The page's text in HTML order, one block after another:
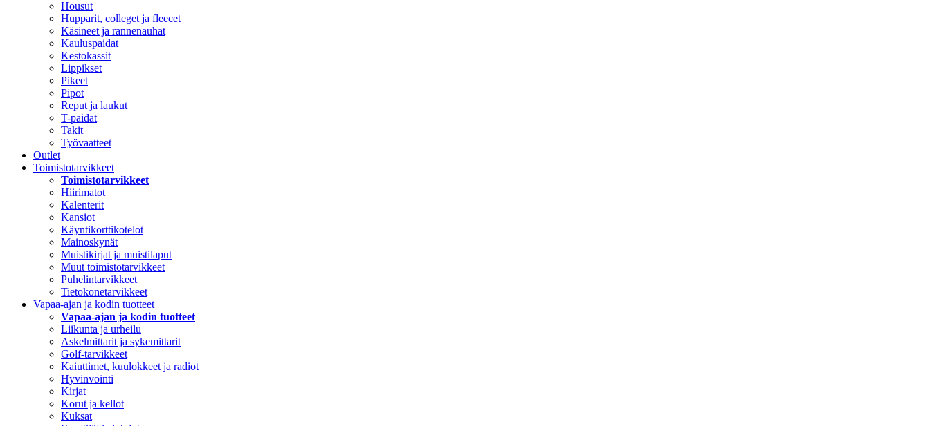
Housut
Hupparit, colleget ja fleecet
Käsineet ja rannenauhat
Kauluspaidat
Kestokassit
Lippikset
Pikeet
Pipot
Reput ja laukut
T-paidat
Takit
Työvaatteet
Outlet
Toimistotarvikkeet
Toimistotarvikkeet
Hiirimatot
Kalenterit
Kansiot
Käyntikorttikotelot
Mainoskynät
Muistikirjat ja muistilaput
Muut toimistotarvikkeet
Puhelintarvikkeet
Tietokonetarvikkeet
Vapaa-ajan ja kodin tuotteet
Vapaa-ajan ja kodin tuotteet
Liikunta ja urheilu
Askelmittarit ja sykemittarit
Golf-tarvikkeet
Kaiuttimet, kuulokkeet ja radiot
Hyvinvointi
Kirjat
Korut ja kellot
Kuksat